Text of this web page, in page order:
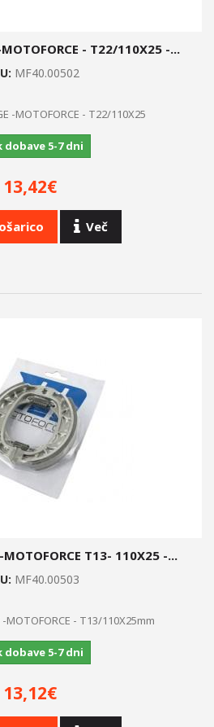
MOTOFORCE - T22/110X25 -...
MF40.00502
-MOTOFORCE - T22/110X25
dobave 5-7 dni
13,42€
Več
MOTOFORCE T13- 110X25 -...
MF40.00503
-MOTOFORCE - T13/110X25mm
dobave 5-7 dni
13,12€